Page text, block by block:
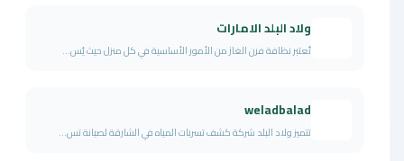
ولاد البلد الامارات
تُعتبر نظافة فرن الغاز من الأمور الأساسية في كل منزل حيث يُس...
weladbalad
تتميز ولاد البلد شركة كشف تسربات المياه في الشارقة لصيانة تس...